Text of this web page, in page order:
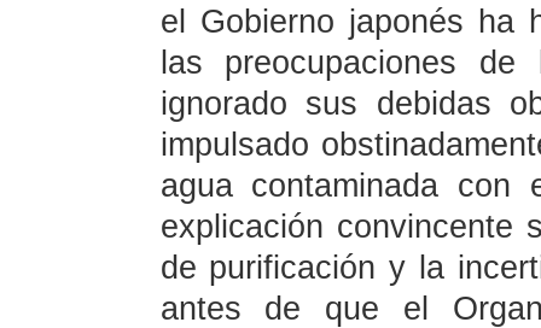
el Gobierno japonés ha
las preocupaciones
ignorado sus debidas
impulsado
agua contaminada con
explicación convincente
de purificación y la
antes de que el